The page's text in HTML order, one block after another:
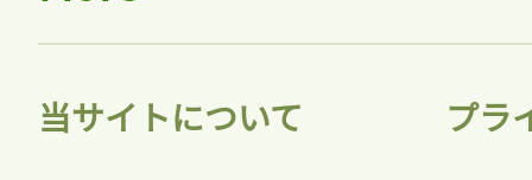
当サイトについて プラ